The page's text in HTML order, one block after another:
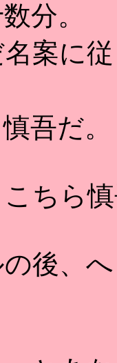
分。
案に
吾だ。
こちら
後、